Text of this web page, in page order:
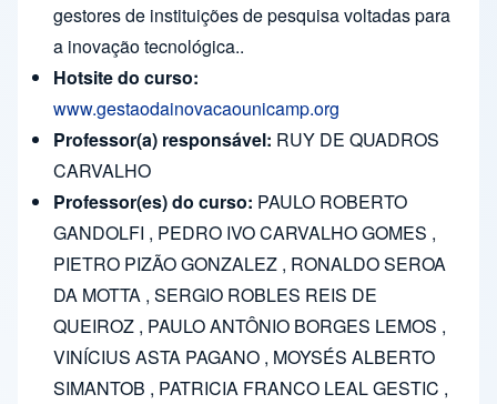
gestores de instituições de pesquisa voltadas para
a inovação tecnológica..
Hotsite do curso:
www.gestaodainovacaounicamp.org
Professor(a) responsável: RUY DE QUADROS
CARVALHO
Professor(es) do curso: PAULO ROBERTO
GANDOLFI , PEDRO IVO CARVALHO GOMES ,
PIETRO PIZÃO GONZALEZ , RONALDO SEROA
DA MOTTA , SERGIO ROBLES REIS DE
QUEIROZ , PAULO ANTÔNIO BORGES LEMOS ,
VINÍCIUS ASTA PAGANO , MOYSÉS ALBERTO
SIMANTOB , PATRICIA FRANCO LEAL GESTIC ,